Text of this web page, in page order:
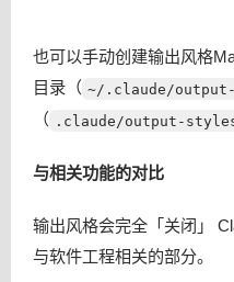
也可以手动创建输出风格
目录（ ~/.claude/
（ .claude/output-
与相关功能的对比
输出风格会完全「关闭」
与软件工程相关的部分。